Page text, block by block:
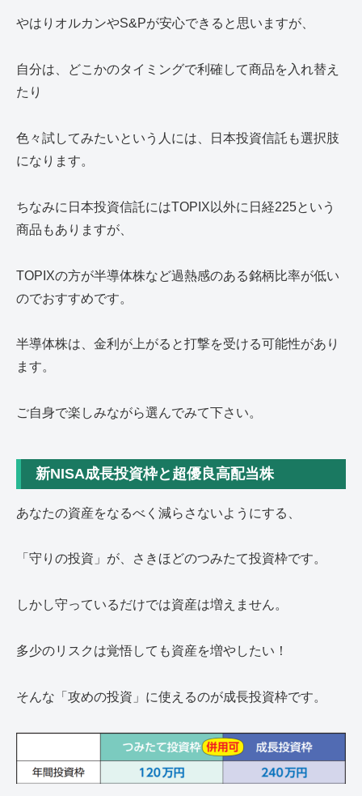
やはりオルカンやS&Pが安心できると思いますが、
自分は、どこかのタイミングで利確して商品を入れ替え
たり
色々試してみたいという人には、日本投資信託も選択肢
になります。
ちなみに日本投資信託にはTOPIX以外に日経225という
商品もありますが、
TOPIXの方が半導体株など過熱感のある銘柄比率が低い
のでおすすめです。
半導体株は、金利が上がると打撃を受ける可能性があり
ます。
ご自身で楽しみながら選んでみて下さい。
新NISA成長投資枠と超優良高配当株
あなたの資産をなるべく減らさないようにする、
「守りの投資」が、さきほどのつみたて投資枠です。
しかし守っているだけでは資産は増えません。
多少のリスクは覚悟しても資産を増やしたい！
そんな「攻めの投資」に使えるのが成長投資枠です。